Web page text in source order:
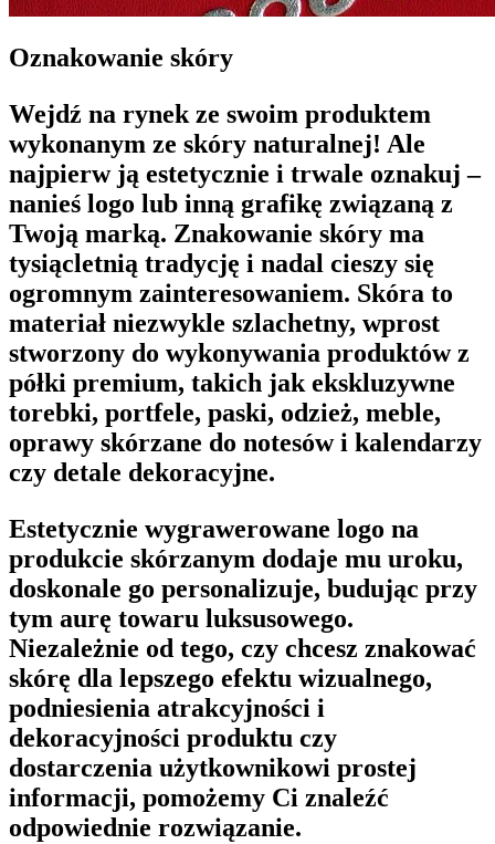
Oznakowanie skóry
Wejdź na rynek ze swoim produktem
wykonanym ze skóry naturalnej! Ale
najpierw ją estetycznie i trwale oznakuj –
nanieś logo lub inną grafikę związaną z
Twoją marką. Znakowanie skóry ma
tysiącletnią tradycję i nadal cieszy się
ogromnym zainteresowaniem. Skóra to
materiał niezwykle szlachetny, wprost
stworzony do wykonywania produktów z
półki premium, takich jak ekskluzywne
torebki, portfele, paski, odzież, meble,
oprawy skórzane do notesów i kalendarzy
czy detale dekoracyjne.
Estetycznie wygrawerowane logo na
produkcie skórzanym dodaje mu uroku,
doskonale go personalizuje, budując przy
tym aurę towaru luksusowego.
Niezależnie od tego, czy chcesz znakować
skórę dla lepszego efektu wizualnego,
podniesienia atrakcyjności i
dekoracyjności produktu czy
dostarczenia użytkownikowi prostej
informacji, pomożemy Ci znaleźć
odpowiednie rozwiązanie.